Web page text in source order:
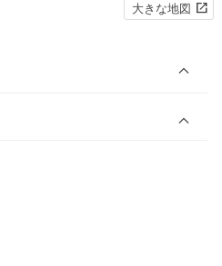
大きな地図